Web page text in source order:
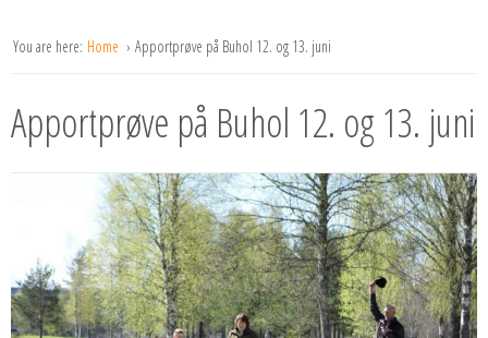
You are here: Home Apportprøve på Buhol 12. og 13. juni
Apportprøve på Buhol 12. og 13. juni